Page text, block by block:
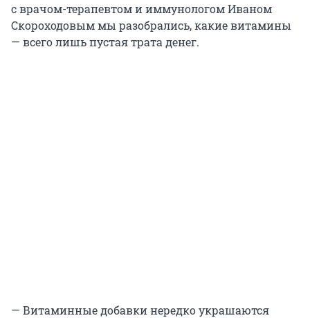
с врачом-терапевтом и иммунологом Иваном
Скороходовым мы разобрались, какие витамины
— всего лишь пустая трата денег.
— Витаминные добавки нередко украшаются